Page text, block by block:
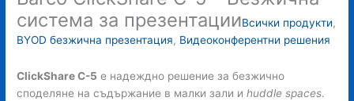
система за презентацииВсички продукти,
BYOD безжична презентация, Видеоконферентни решения
ClickShare C-5 е надеждно решение за безжично
споделяне на съдържание в малки зали иhuddle spaces.